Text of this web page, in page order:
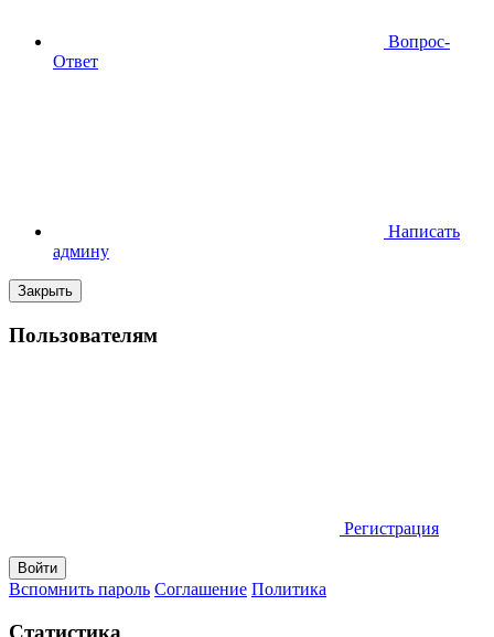
Вопрос-
Ответ
Написать
админу
Закрыть
Пользователям
Регистрация
Вспомнить пароль Соглашение Политика
Статистика